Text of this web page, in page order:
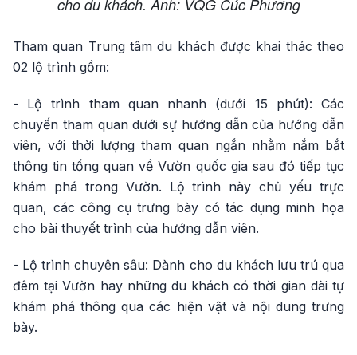
cho du khách. Ảnh: VQG Cúc Phương
Tham quan Trung tâm du khách được khai thác theo
02 lộ trình gồm:
- Lộ trình tham quan nhanh (dưới 15 phút): Các
chuyến tham quan dưới sự hướng dẫn của hướng dẫn
viên, với thời lượng tham quan ngắn nhằm nắm bắt
thông tin tổng quan về Vườn quốc gia sau đó tiếp tục
khám phá trong Vườn. Lộ trình này chủ yếu trực
quan, các công cụ trưng bày có tác dụng minh họa
cho bài thuyết trình của hướng dẫn viên.
- Lộ trình chuyên sâu: Dành cho du khách lưu trú qua
đêm tại Vườn hay những du khách có thời gian dài tự
khám phá thông qua các hiện vật và nội dung trưng
bày.